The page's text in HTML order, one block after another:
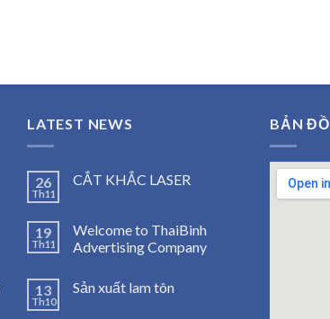
LATEST NEWS
26
Th11
CẮT KHẮC LASER
19
Th11
Welcome to ThaiBinh
Advertising Company
13
Th10
Sản xuất lam tôn
BẢN ĐỒ